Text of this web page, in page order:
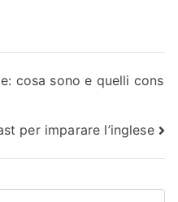
cosa sono e quelli cons
per imparare l’inglese